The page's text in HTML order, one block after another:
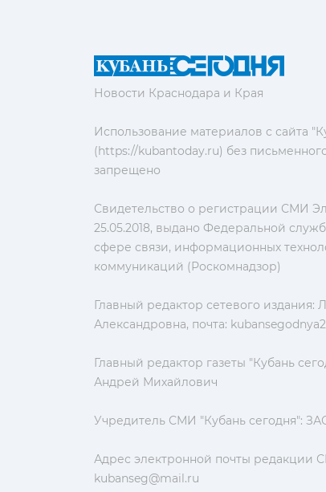
Новости Краснодара и Края
Использование материалов с сайта
(https://kubantoday.ru) без
запрещено
Свидетельство о регистрации СМИ
25.05.2018, выдано Федеральной
сфере связи, информационных
коммуникаций (Роскомнадзор)
Главный редактор сетевого издания:
Александровна, почта:
Главный редактор газеты "Кубань
Андрей Михайлович
Учредитель СМИ "Кубань сегодня":
Адрес электронной почты редакции
kubanseg@mail.ru